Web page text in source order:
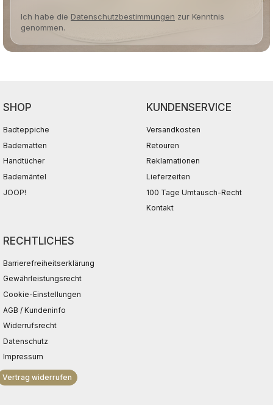
Ich habe die Datenschutzbestimmungen zur Kenntnis
genommen.
SHOP
Badteppiche
Badematten
Handtücher
Bademäntel
JOOP!
KUNDENSERVICE
Versandkosten
Retouren
Reklamationen
Lieferzeiten
100 Tage Umtausch-Recht
Kontakt
RECHTLICHES
Barrierefreiheitserklärung
Gewährleistungsrecht
Cookie-Einstellungen
AGB / Kundeninfo
Widerrufsrecht
Datenschutz
Impressum
Vertrag widerrufen